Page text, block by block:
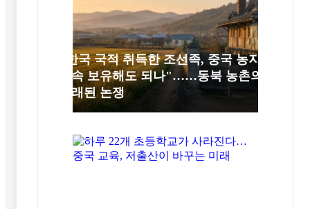
"한국 국적 취득한 조선족, 중국 농지
계속 보유해도 되나"……동북 농촌의
오래된 논쟁